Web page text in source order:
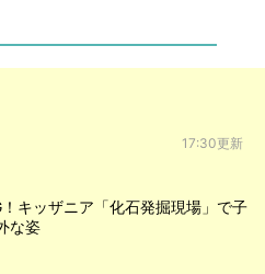
17:30更新
キッザニア「化石発掘現場」で子
な姿